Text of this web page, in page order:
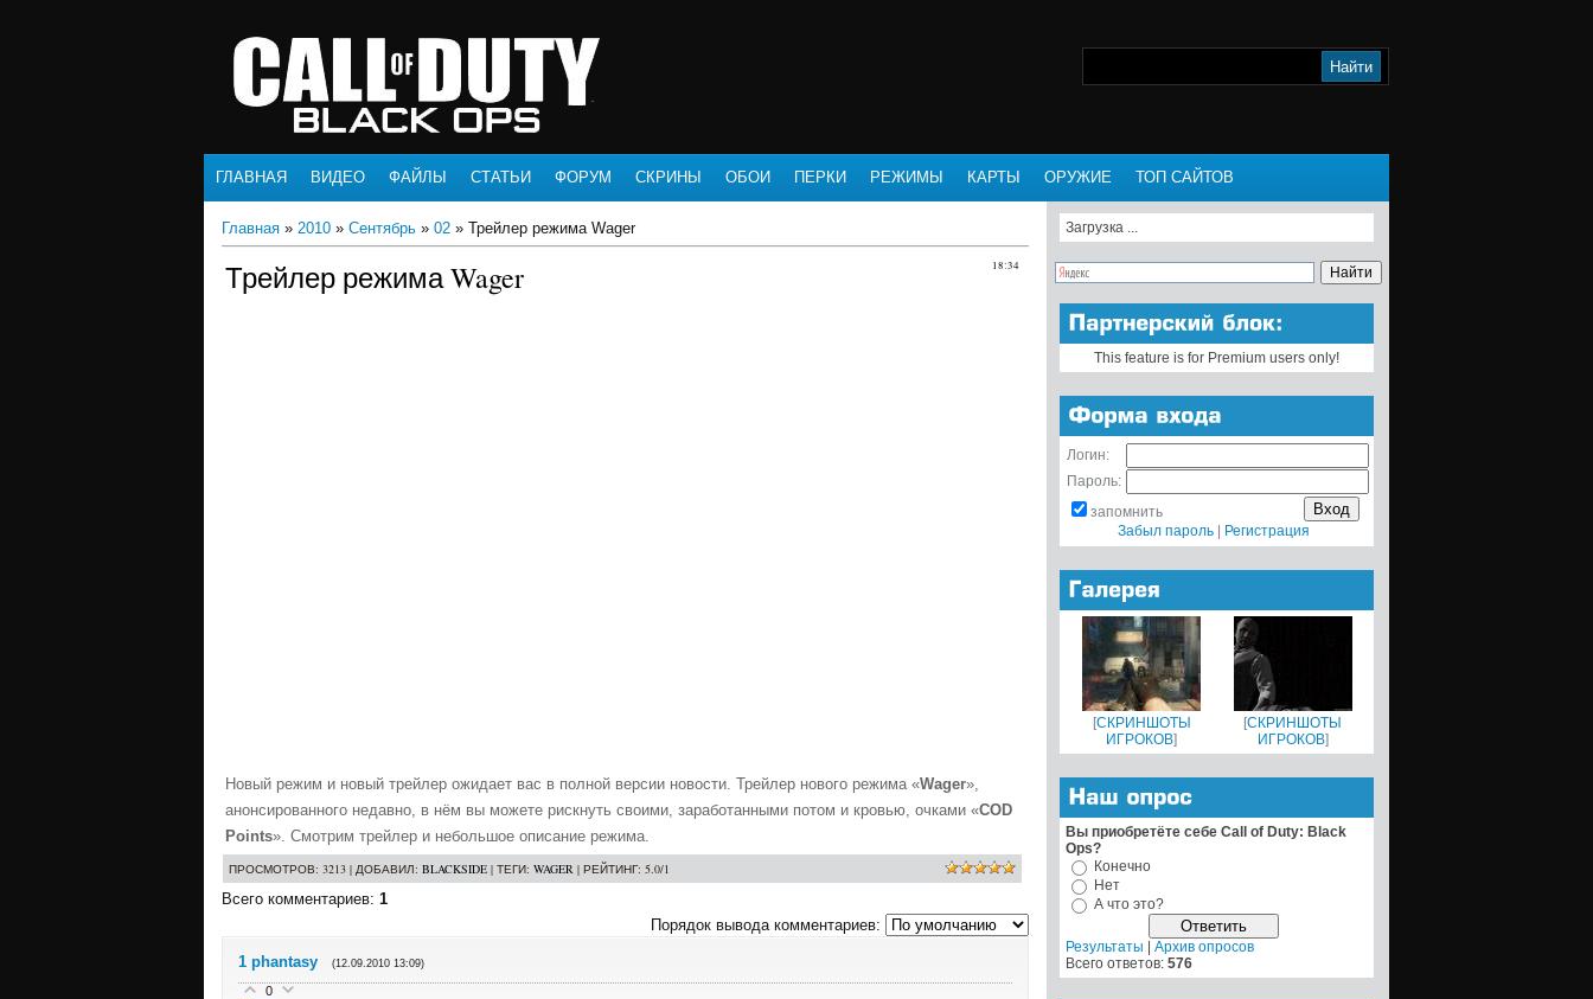
ГЛАВНАЯ ВИДЕО ФАЙЛЫ СТАТЬИ ФОРУМ СКРИНЫ ОБОИ ПЕРКИ РЕЖИМЫ КАРТЫ ОРУЖИЕ ТОП САЙТОВ
Главная » 2010 » Сентябрь » 02 » Трейлер режима Wager
18:34
Трейлер режима Wager
Новый режим и новый трейлер ожидает вас в полной версии новости. Трейлер нового режима «Wager»,
анонсированного недавно, в нём вы можете рискнуть своими, заработанными потом и кровью, очками «COD
Points». Смотрим трейлер и небольшое описание режима.
ПРОСМОТРОВ: 3213 | ДОБАВИЛ: BLACKSIDE | ТЕГИ: WAGER | РЕЙТИНГ: 5.0/1
Всего комментариев: 1
Порядок вывода комментариев:
1 phantasy (12.09.2010 13:09)
0
Загрузка ...
This feature is for Premium users only!
Логин:
Пароль:
запомнить
Забыл пароль| Регистрация
[СКРИНШОТЫ
ИГРОКОВ]
[СКРИНШОТЫ
ИГРОКОВ]
Вы приобретёте себе Call of Duty: Black
Ops?
Конечно
Нет
А что это?
Результаты
Архив опросов
Всего ответов: 576